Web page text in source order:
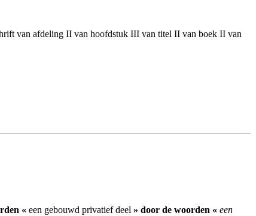
van afdeling II van hoofdstuk III van titel II van boek II van
« een gebouwd privatief deel » door de woorden « een